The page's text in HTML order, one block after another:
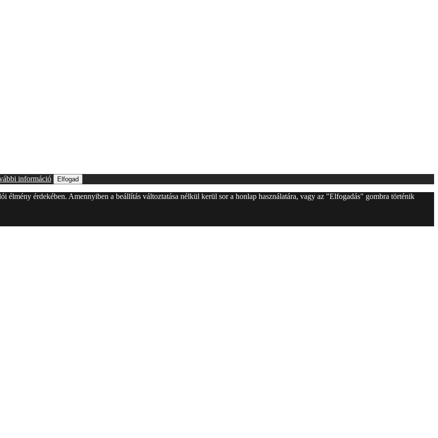
információ Elfogad
élmény érdekében. Amennyiben a beállítás változtatása nélkül kerül sor a honlap használatára, vagy az "Elfogadás" gombra történik